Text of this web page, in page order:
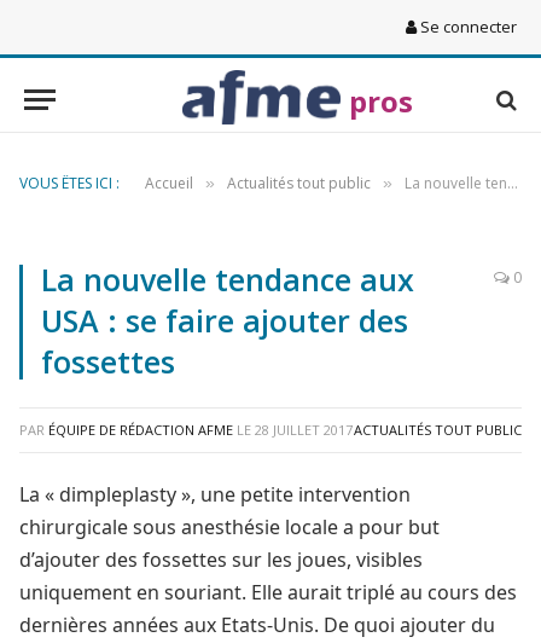
Se connecter
pros
VOUS ÊTES ICI : Accueil » Actualités tout public » La nouvelle tendance aux USA : se faire ajouter des fossettes
La nouvelle tendance aux
USA : se faire ajouter des
fossettes
0
PAR ÉQUIPE DE RÉDACTION AFME LE 28 JUILLET 2017ACTUALITÉS TOUT PUBLIC
La « dimpleplasty », une petite intervention
chirurgicale sous anesthésie locale a pour but
d’ajouter des fossettes sur les joues, visibles
uniquement en souriant. Elle aurait triplé au cours des
dernières années aux Etats-Unis. De quoi ajouter du